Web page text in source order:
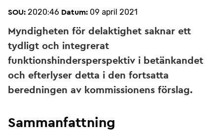
SOU: 2020:46 Datum: 09 april 2021
Myndigheten för delaktighet saknar ett
tydligt och integrerat
funktionshindersperspektiv i betänkandet
och efterlyser detta i den fortsatta
beredningen av kommissionens förslag.
Sammanfattning